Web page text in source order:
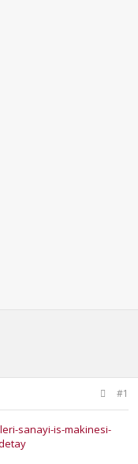
#1
sanayi-is-makinesi-